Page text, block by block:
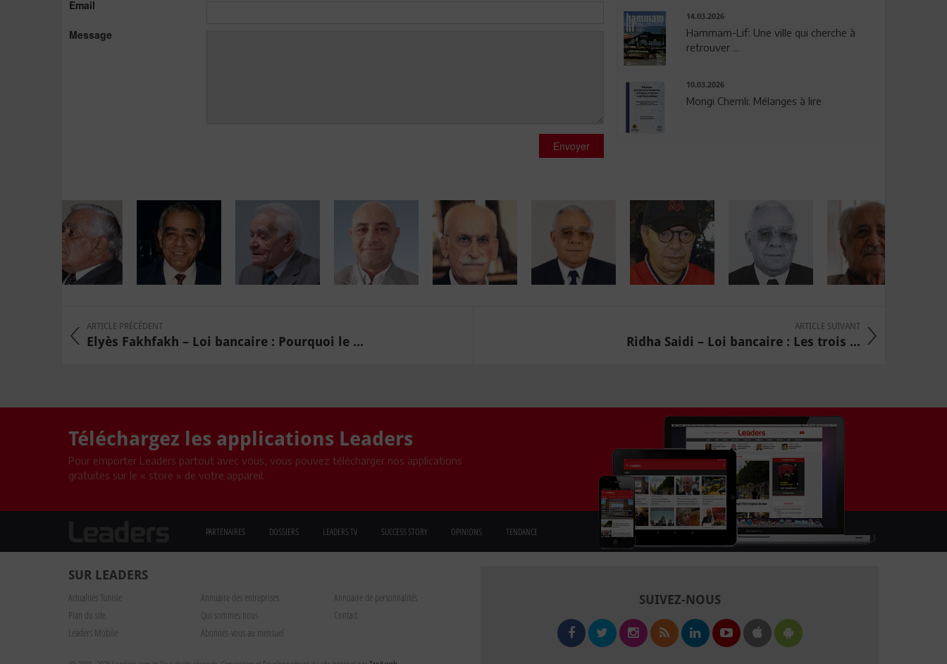
Email
Message
Envoyer
14.03.2026
Hammam-Lif: Une ville qui cherche à
retrouver ...
10.03.2026
Mongi Chemli: Mélanges à lire
ARTICLE PRÉCÉDENT
Elyès Fakhfakh – Loi bancaire : Pourquoi le ...
ARTICLE SUIVANT
Ridha Saidi – Loi bancaire : Les trois ...
Téléchargez les applications Leaders
Pour emporter Leaders partout avec vous, vous pouvez télécharger nos applications
gratuites sur le « store » de votre appareil.
PARTENAIRES DOSSIERS LEADERS TV SUCCESS STORY OPINIONS TENDANCE
SUR LEADERS
Actualités Tunisie Annuaire des entreprises
Annuaire de personnalités
Plan du site
Qui sommes nous
Contact
Leaders Mobile
Abonnez-vous au mensuel
SUIVEZ-NOUS